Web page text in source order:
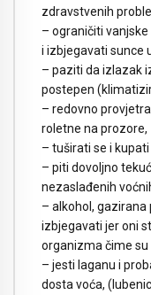
zdravstvenih
– ograničiti
i izbjegavati sunce
– paziti da izlazak
postepen
– redovno
roletne na prozore,
– tuširati se i
– piti dovoljno
nezaslađenih
– alkohol,
izbjegavati jer oni
organizma čime su
– jesti laganu i
dosta voća,